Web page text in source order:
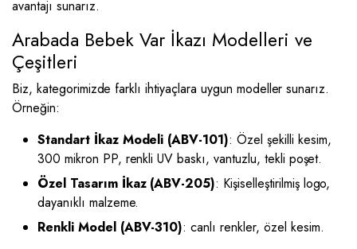
avantajı sunarız.
Arabada Bebek Var İkazı Modelleri ve
Çeşitleri
Biz, kategorimizde farklı ihtiyaçlara uygun modeller sunarız.
Örneğin:
Standart İkaz Modeli (ABV-101): Özel şekilli kesim,
300 mikron PP, renkli UV baskı, vantuzlu, tekli poşet.
Özel Tasarım İkaz (ABV-205): Kişiselleştirilmiş logo,
dayanıklı malzeme.
Renkli Model (ABV-310): canlı renkler, özel kesim.